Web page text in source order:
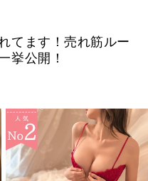
てます！売れ筋ルー
挙公開！